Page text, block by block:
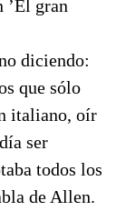
’El gran
diciendo:
que sólo
italiano, oír
ser
todos los
de Allen.